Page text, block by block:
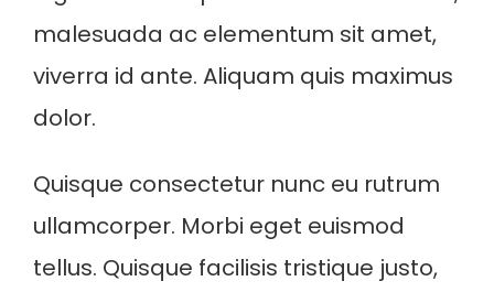
malesuada ac elementum sit amet,
viverra id ante. Aliquam quis maximus
dolor.
Quisque consectetur nunc eu rutrum
ullamcorper. Morbi eget euismod
tellus. Quisque facilisis tristique justo,